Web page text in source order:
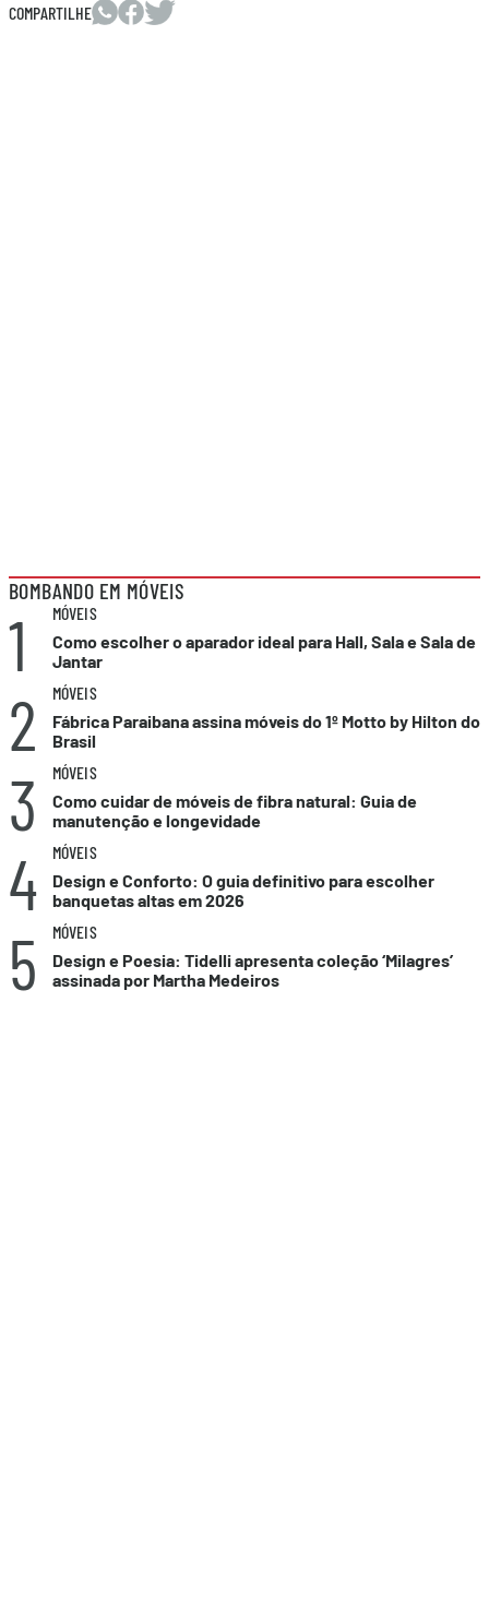
COMPARTILHE
BOMBANDO EM MÓVEIS
1
MÓVEIS
Como escolher o aparador ideal para Hall, Sala e Sala de
Jantar
2
MÓVEIS
Fábrica Paraibana assina móveis do 1º Motto by Hilton do
Brasil
3
MÓVEIS
Como cuidar de móveis de fibra natural: Guia de
manutenção e longevidade
4
MÓVEIS
Design e Conforto: O guia definitivo para escolher
banquetas altas em 2026
5
MÓVEIS
Design e Poesia: Tidelli apresenta coleção ‘Milagres’
assinada por Martha Medeiros